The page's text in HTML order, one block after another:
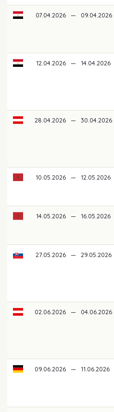
07.04.2026 — 09.04.2026
12.04.2026 — 14.04.2026
28.04.2026 — 30.04.2026
10.05.2026 — 12.05.2026
14.05.2026 — 16.05.2026
27.05.2026 — 29.05.2026
02.06.2026 — 04.06.2026
09.06.2026 — 11.06.2026